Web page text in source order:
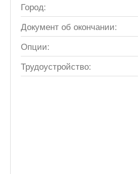
Город:
Документ об окончании:
Опции:
Трудоустройство: